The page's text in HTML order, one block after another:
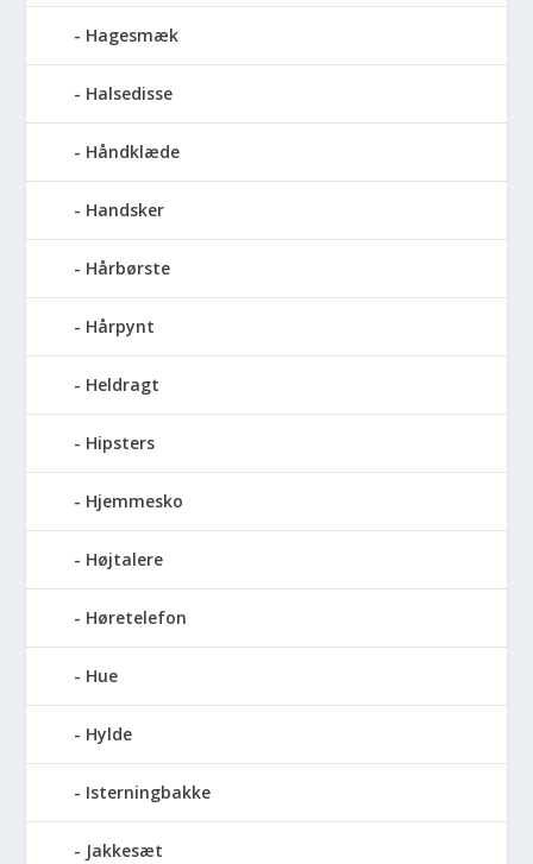
Hagesmæk
Halsedisse
Håndklæde
Handsker
Hårbørste
Hårpynt
Heldragt
Hipsters
Hjemmesko
Højtalere
Høretelefon
Hue
Hylde
Isterningbakke
Jakkesæt